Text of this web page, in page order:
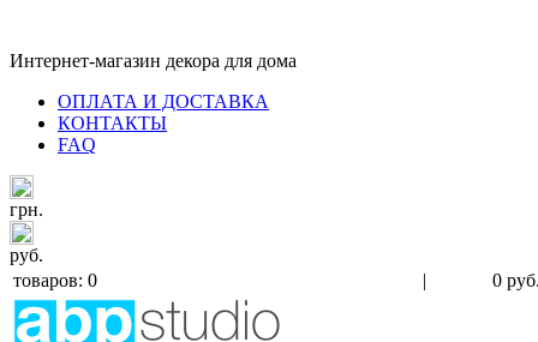
Интернет-магазин декора для дома
ОПЛАТА И ДОСТАВКА
КОНТАКТЫ
FAQ
грн.
руб.
товаров: 0
| 0